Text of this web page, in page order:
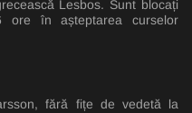
Lesbos. Sunt blocați
ore în așteptarea curselor
fără fițe de vedetă la